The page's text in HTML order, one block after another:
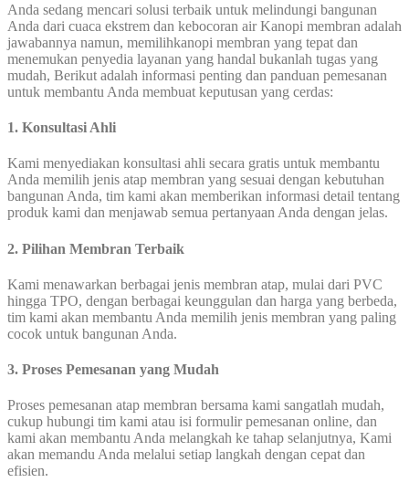
Anda sedang mencari solusi terbaik untuk melindungi bangunan
Anda dari cuaca ekstrem dan kebocoran air Kanopi membran adalah
jawabannya namun, memilihkanopi membran yang tepat dan
menemukan penyedia layanan yang handal bukanlah tugas yang
mudah, Berikut adalah informasi penting dan panduan pemesanan
untuk membantu Anda membuat keputusan yang cerdas:
1. Konsultasi Ahli
Kami menyediakan konsultasi ahli secara gratis untuk membantu
Anda memilih jenis atap membran yang sesuai dengan kebutuhan
bangunan Anda, tim kami akan memberikan informasi detail tentang
produk kami dan menjawab semua pertanyaan Anda dengan jelas.
2. Pilihan Membran Terbaik
Kami menawarkan berbagai jenis membran atap, mulai dari PVC
hingga TPO, dengan berbagai keunggulan dan harga yang berbeda,
tim kami akan membantu Anda memilih jenis membran yang paling
cocok untuk bangunan Anda.
3. Proses Pemesanan yang Mudah
Proses pemesanan atap membran bersama kami sangatlah mudah,
cukup hubungi tim kami atau isi formulir pemesanan online, dan
kami akan membantu Anda melangkah ke tahap selanjutnya, Kami
akan memandu Anda melalui setiap langkah dengan cepat dan
efisien.